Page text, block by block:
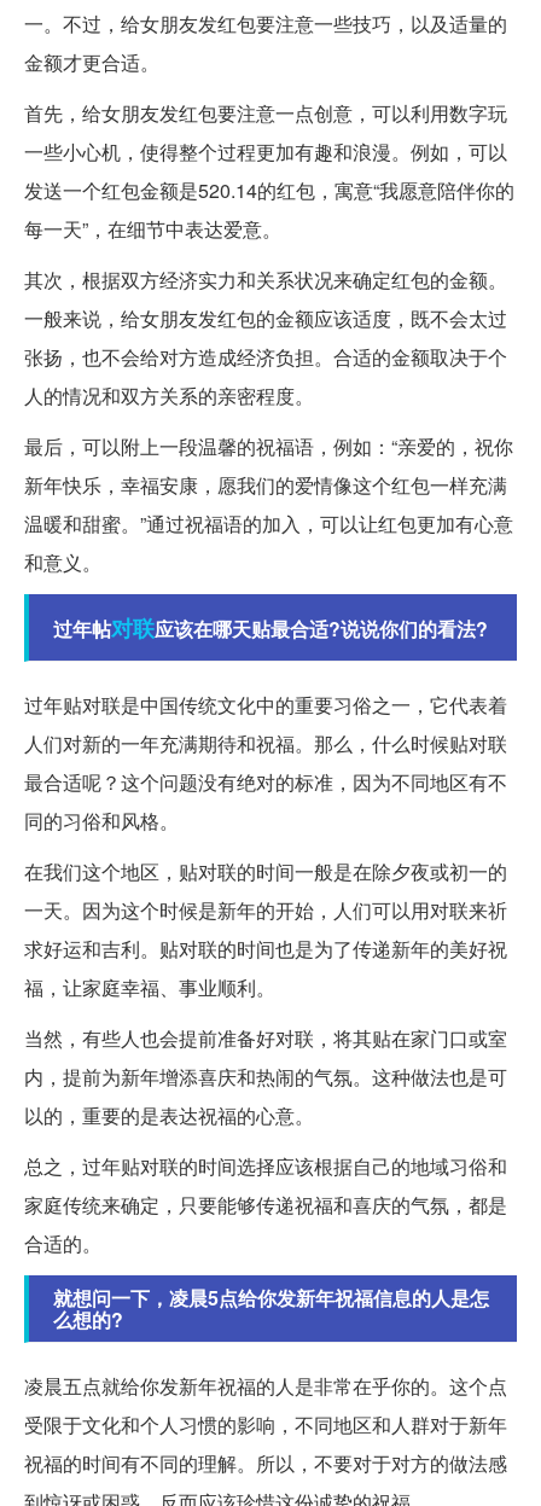
一。不过，给女朋友发红包要注意一些技巧，以及适量的
金额才更合适。
首先，给女朋友发红包要注意一点创意，可以利用数字玩
一些小心机，使得整个过程更加有趣和浪漫。例如，可以
发送一个红包金额是520.14的红包，寓意“我愿意陪伴你的
每一天”，在细节中表达爱意。
其次，根据双方经济实力和关系状况来确定红包的金额。
一般来说，给女朋友发红包的金额应该适度，既不会太过
张扬，也不会给对方造成经济负担。合适的金额取决于个
人的情况和双方关系的亲密程度。
最后，可以附上一段温馨的祝福语，例如：“亲爱的，祝你
新年快乐，幸福安康，愿我们的爱情像这个红包一样充满
温暖和甜蜜。”通过祝福语的加入，可以让红包更加有心意
和意义。
过年帖对联应该在哪天贴最合适?说说你们的看法?
过年贴对联是中国传统文化中的重要习俗之一，它代表着
人们对新的一年充满期待和祝福。那么，什么时候贴对联
最合适呢？这个问题没有绝对的标准，因为不同地区有不
同的习俗和风格。
在我们这个地区，贴对联的时间一般是在除夕夜或初一的
一天。因为这个时候是新年的开始，人们可以用对联来祈
求好运和吉利。贴对联的时间也是为了传递新年的美好祝
福，让家庭幸福、事业顺利。
当然，有些人也会提前准备好对联，将其贴在家门口或室
内，提前为新年增添喜庆和热闹的气氛。这种做法也是可
以的，重要的是表达祝福的心意。
总之，过年贴对联的时间选择应该根据自己的地域习俗和
家庭传统来确定，只要能够传递祝福和喜庆的气氛，都是
合适的。
就想问一下，凌晨5点给你发新年祝福信息的人是怎
么想的?
凌晨五点就给你发新年祝福的人是非常在乎你的。这个点
受限于文化和个人习惯的影响，不同地区和人群对于新年
祝福的时间有不同的理解。所以，不要对于对方的做法感